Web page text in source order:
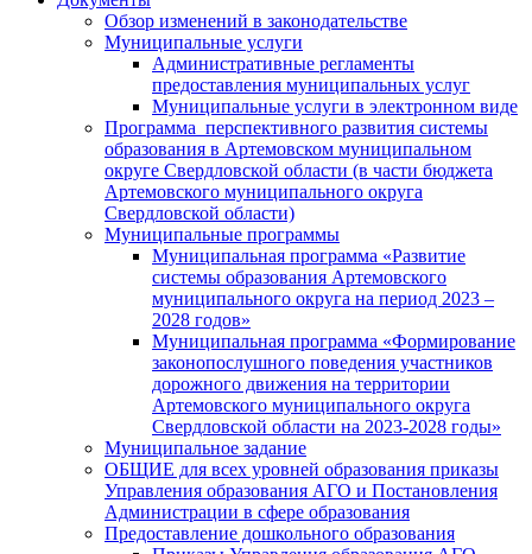
Обзор изменений в законодательстве
Муниципальные услуги
Административные регламенты
предоставления муниципальных услуг
Муниципальные услуги в электронном виде
Программа перспективного развития системы
образования в Артемовском муниципальном
округе Свердловской области (в части бюджета
Артемовского муниципального округа
Свердловской области)
Муниципальные программы
Муниципальная программа «Развитие
системы образования Артемовского
муниципального округа на период 2023 –
2028 годов»
Муниципальная программа «Формирование
законопослушного поведения участников
дорожного движения на территории
Артемовского муниципального округа
Свердловской области на 2023-2028 годы»
Муниципальное задание
ОБЩИЕ для всех уровней образования приказы
Управления образования АГО и Постановления
Администрации в сфере образования
Предоставление дошкольного образования